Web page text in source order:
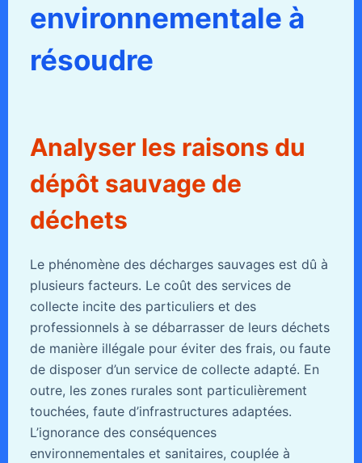
environnementale à
résoudre
Analyser les raisons du
dépôt sauvage de
déchets
Le phénomène des décharges sauvages est dû à
plusieurs facteurs. Le coût des services de
collecte incite des particuliers et des
professionnels à se débarrasser de leurs déchets
de manière illégale pour éviter des frais, ou faute
de disposer d’un service de collecte adapté. En
outre, les zones rurales sont particulièrement
touchées, faute d’infrastructures adaptées.
L’ignorance des conséquences
environnementales et sanitaires, couplée à